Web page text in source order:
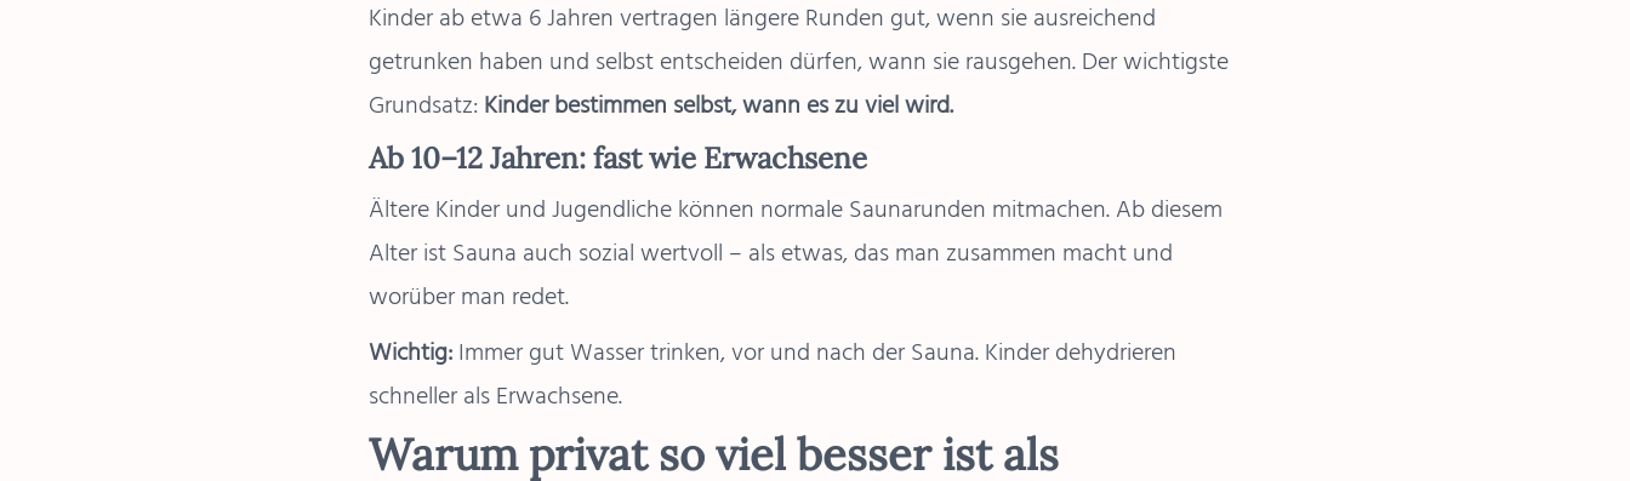
Kinder ab etwa 6 Jahren vertragen längere Runden gut, wenn sie ausreichend
getrunken haben und selbst entscheiden dürfen, wann sie rausgehen. Der wichtigste
Grundsatz: Kinder bestimmen selbst, wann es zu viel wird.
Ab 10–12 Jahren: fast wie Erwachsene
Ältere Kinder und Jugendliche können normale Saunarunden mitmachen. Ab diesem
Alter ist Sauna auch sozial wertvoll – als etwas, das man zusammen macht und
worüber man redet.
Wichtig: Immer gut Wasser trinken, vor und nach der Sauna. Kinder dehydrieren
schneller als Erwachsene.
Warum privat so viel besser ist als